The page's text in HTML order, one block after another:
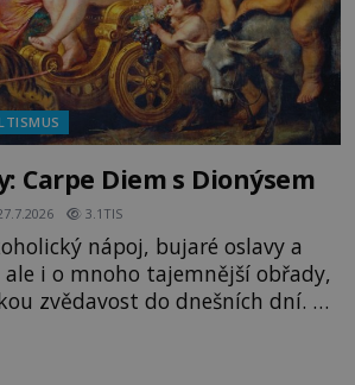
Carpe Diem s Dionýsem
3.1TIS
nápoj, bujaré oslavy a
i o mnoho tajemnější obřady,
zvědavost do dnešních dní. Co
bůh, jemuž Římané říkají